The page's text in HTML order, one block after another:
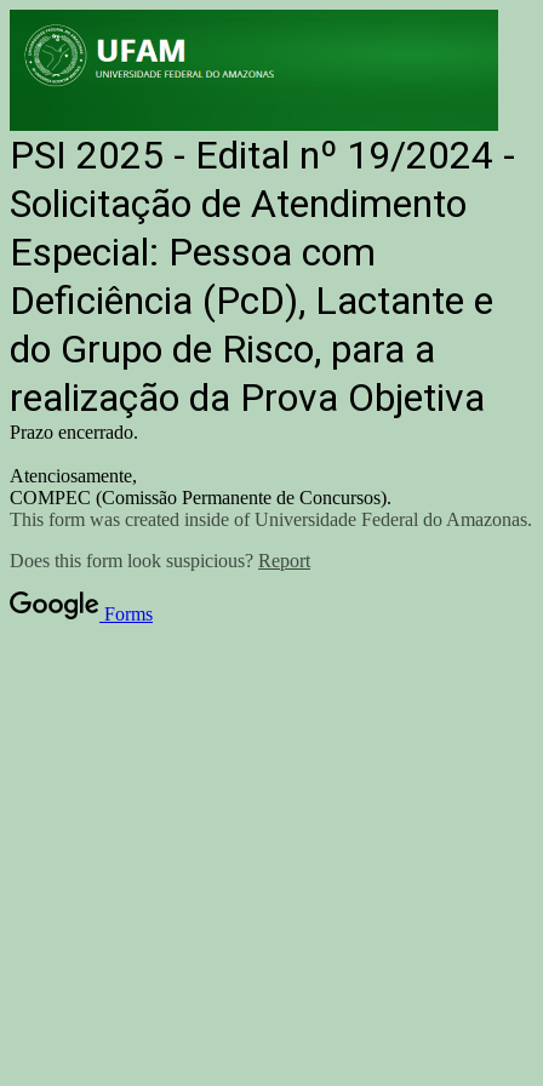
PSI 2025 - Edital nº 19/2024 -
Solicitação de Atendimento
Especial: Pessoa com
Deficiência (PcD), Lactante e
do Grupo de Risco, para a
realização da Prova Objetiva
Prazo encerrado.
Atenciosamente,
COMPEC (Comissão Permanente de Concursos).
This form was created inside of Universidade Federal do Amazonas.
Does this form look suspicious? Report
Forms